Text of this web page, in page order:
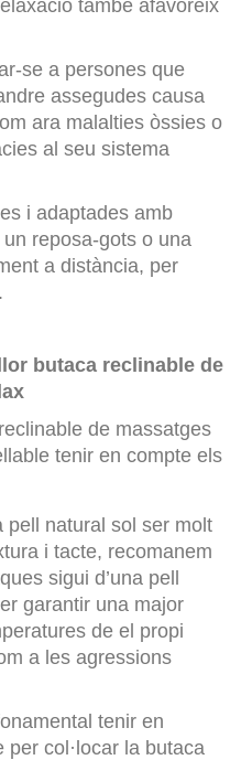
també afavoreix
se a persones que
assegudes causa
ara malalties òssies o
al seu sistema
i adaptades amb
reposa-gots o una
a distància, per
butaca reclinable de
de massatges
tenir en compte els
pell natural sol ser molt
i tacte, recomanem
sigui d’una pell
garantir una major
de el propi
a les agressions
tenir en
per col·locar la butaca